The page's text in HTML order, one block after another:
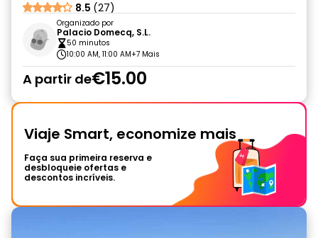
8.5 (27)
Organizado por
Palacio Domecq, S.L.
50 minutos
10:00 AM, 11:00 AM+7 Mais
A partir de€15.00
Viaje Smart, economize mais
Faça sua primeira reserva e
desbloqueie ofertas e
descontos incríveis.